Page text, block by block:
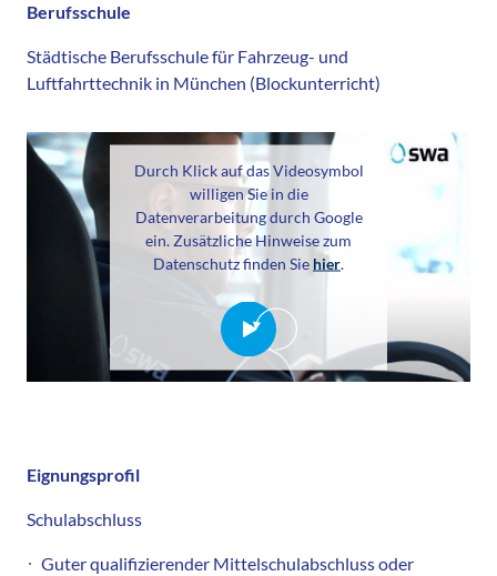
Berufsschule
Städtische Berufsschule für Fahrzeug- und
Luftfahrttechnik in München (Blockunterricht)
Durch Klick auf das Videosymbol
willigen Sie in die
Datenverarbeitung durch Google
ein. Zusätzliche Hinweise zum
Datenschutz finden Sie hier
Eignungsprofil
Schulabschluss
Guter qualifizierender Mittelschulabschluss oder